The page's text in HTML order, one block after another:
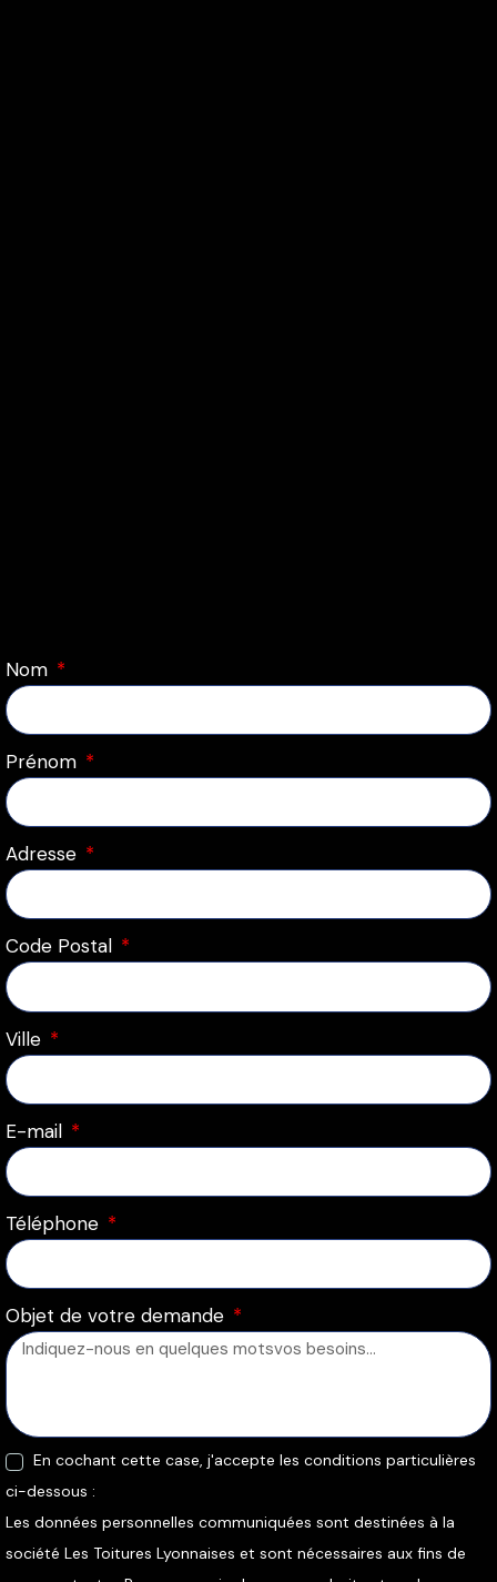
Nom
Prénom
Adresse
Code Postal
Ville
E-mail
Téléphone
Objet de votre demande
En cochant cette case, j'accepte les conditions particulières
ci-dessous :
Les données personnelles communiquées sont destinées à la
société Les Toitures Lyonnaises et sont nécessaires aux fins de